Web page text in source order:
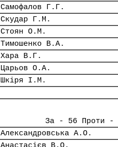
Самофалов Г.Г.
Скудар Г.М.
Стоян О.М.
Тимошенко В.А.
Хара В.Г.
Царьов О.А.
Шкіря І.М.
За - 56 Проти -
Александровська А.О.